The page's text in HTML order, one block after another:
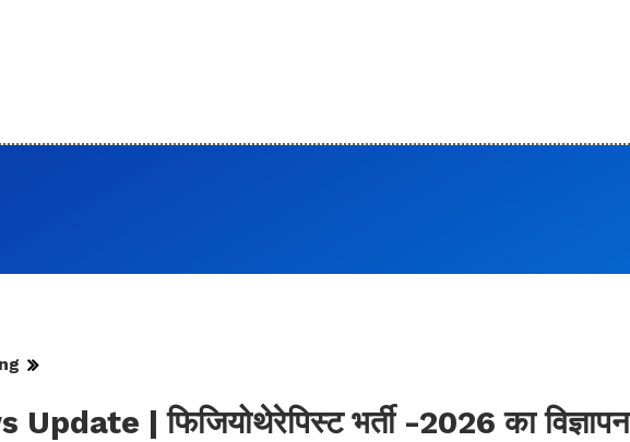
| फिजियोथेरेपिस्ट भर्ती -2026 का विज्ञापन